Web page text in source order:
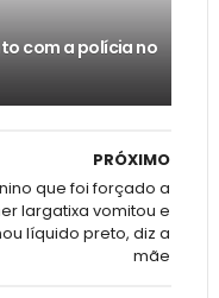
com a polícia no
PRÓXIMO
que foi forçado a
largatixa vomitou e
líquido preto, diz a
mãe